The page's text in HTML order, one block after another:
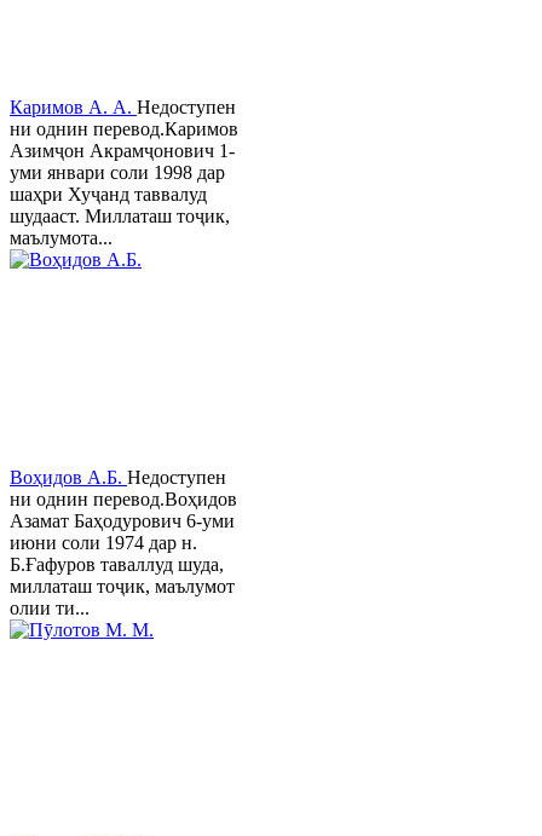
Каримов А. А. Недоступен
ни однин перевод.Каримов
Азимҷон Акрамҷонович 1-
уми январи соли 1998 дар
шаҳри Хуҷанд таввалуд
шудааст. Миллаташ тоҷик,
маълумота...
Воҳидов А.Б. Недоступен
ни однин перевод.Воҳидов
Азамат Баҳодурович 6-уми
июни соли 1974 дар н.
Б.Ғафуров таваллуд шуда,
миллаташ тоҷик, маълумот
олии ти...